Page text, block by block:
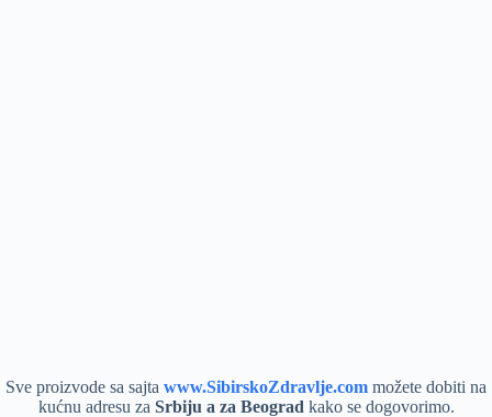
Sve proizvode sa sajta www.SibirskoZdravlje.com možete dobiti na
kućnu adresu za Srbiju a za Beograd kako se dogovorimo.